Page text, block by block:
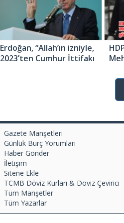
Erdoğan, “Allah’ın izniyle,
2023’ten Cumhur İttifakı
Gazete Manşetleri
Günlük Burç Yorumları
Haber Gönder
İletişim
Sitene Ekle
TCMB Döviz Kurları & Döviz Çevirici
Tüm Manşetler
Tüm Yazarlar